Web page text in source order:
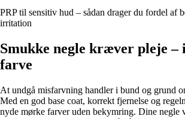
PRP til sensitiv hud – sådan drager du fordel af
irritation
Smukke negle kræver pleje –
farve
At undgå misfarvning handler i bund og grund
Med en god base coat, korrekt fjernelse og
nyde mørke farver uden bekymring. Dine negle